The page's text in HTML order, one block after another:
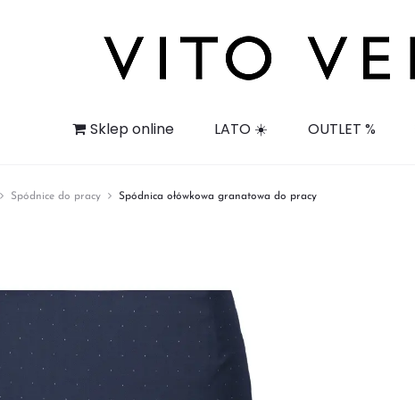
Sklep online LATO ☀️ OUTLET %
Spódnice do pracy Spódnica ołówkowa granatowa do pracy